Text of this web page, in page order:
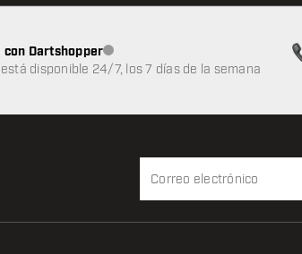
con DartshopperAtención al cliente no disponible
disponible 24/7, los 7 días de la semana